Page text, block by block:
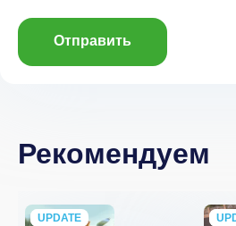
Отправить
Рекомендуем
UPDATE
NEW